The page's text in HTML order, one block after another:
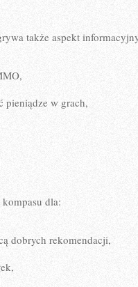
także aspekt
pieniądze w grach,
dla:
dobrych rekomendacji,